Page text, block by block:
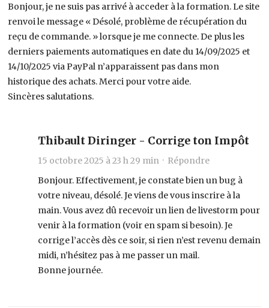
Bonjour, je ne suis pas arrivé à acceder à la formation. Le site
renvoi le message « Désolé, problème de récupération du
reçu de commande. » lorsque je me connecte. De plus les
derniers paiements automatiques en date du 14/09/2025 et
14/10/2025 via PayPal n’apparaissent pas dans mon
historique des achats. Merci pour votre aide.
Sincères salutations.
Thibault Diringer - Corrige ton Impôt
15 octobre 2025 à 23 h 29 min · Répondre
Bonjour. Effectivement, je constate bien un bug à
votre niveau, désolé. Je viens de vous inscrire à la
main. Vous avez dû recevoir un lien de livestorm pour
venir à la formation (voir en spam si besoin). Je
corrige l’accès dès ce soir, si rien n’est revenu demain
midi, n’hésitez pas à me passer un mail.
Bonne journée.